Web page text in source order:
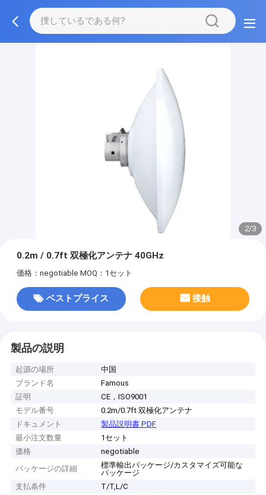
2/3
0.2m / 0.7ft 双極化アンテナ 40GHz
価格：negotiable MOQ：1セット
ベストプライス 接触
製品の説明
起源の場所
中国
ブランド名
Famous
証明
CE，ISO9001
モデル番号
0.2m/0.7ft 双極化アンテナ
ドキュメント
製品説明書 PDF
最小注文数量
1セット
価格
negotiable
パッケージの詳細
標準輸出パッケージ/カスタマイズ可能な
パッケージ
支払条件
T/T,L/C